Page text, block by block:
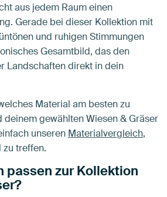
aus jedem Raum einen
Gerade bei dieser Kollektion mit
und ruhigen Stimmungen
Gesamtbild, das den
Landschaften direkt in dein
Material am besten zu
deinem gewählten Wiesen & Gräser
unseren Materialvergleich,
zu treffen.
passen zur Kollektion